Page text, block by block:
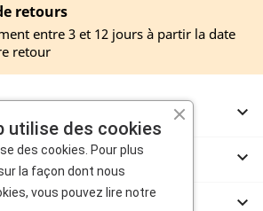
retours
entre 3 et 12 jours à partir la date
retour



utilise des cookies
des cookies. Pour plus
la façon dont nous
vous pouvez lire notre